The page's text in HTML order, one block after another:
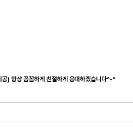
) 항상 꼼꼼하게 친절하게 응대하겠습니다^-^